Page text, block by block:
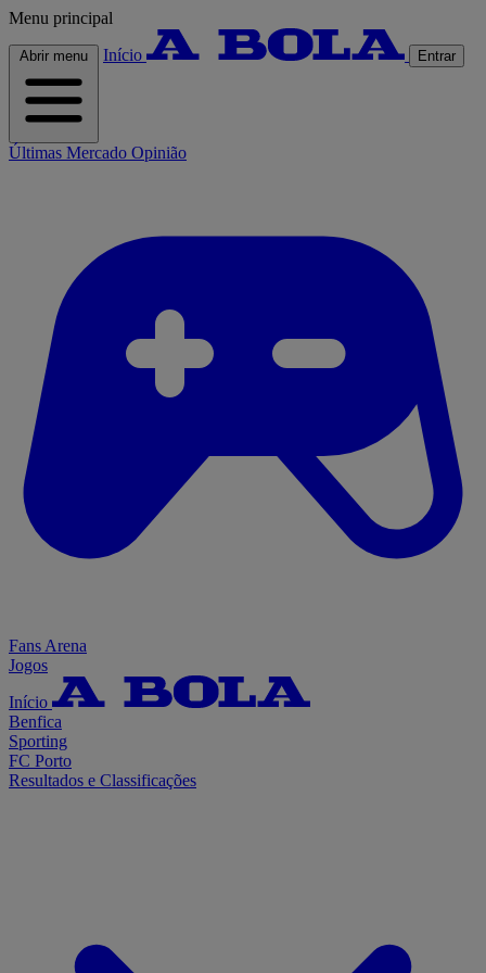
Menu principal
Abrir menu Início Entrar
Últimas Mercado Opinião
Fans Arena
Jogos
Início
Benfica
Sporting
FC Porto
Resultados e Classificações